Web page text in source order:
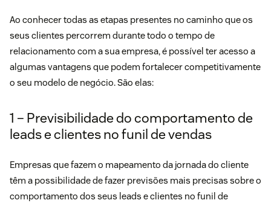
Ao conhecer todas as etapas presentes no caminho que os
seus clientes percorrem durante todo o tempo de
relacionamento com a sua empresa, é possível ter acesso a
algumas vantagens que podem fortalecer competitivamente
o seu modelo de negócio. São elas:
1 – Previsibilidade do comportamento de
leads e clientes no funil de vendas
Empresas que fazem o mapeamento da jornada do cliente
têm a possibilidade de fazer previsões mais precisas sobre o
comportamento dos seus leads e clientes no funil de